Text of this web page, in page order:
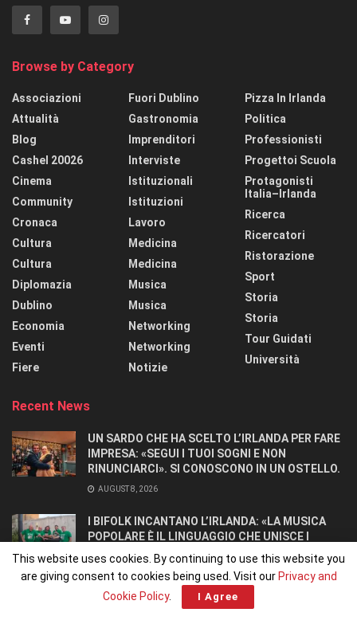
Browse by Category
Associazioni
Attualità
Blog
Cashel 20026
Cinema
Community
Cronaca
Cultura
Cultura
Diplomazia
Dublino
Economia
Eventi
Fiere
Fuori Dublino
Gastronomia
Imprenditori
Interviste
Istituzionali
Istituzioni
Lavoro
Medicina
Medicina
Musica
Musica
Networking
Networking
Notizie
Pizza In Irlanda
Politica
Professionisti
Progettoi Scuola
Protagonisti
Italia–Irlanda
Ricerca
Ricercatori
Ristorazione
Sport
Storia
Storia
Tour Guidati
Università
Recent News
UN SARDO CHE HA SCELTO L’IRLANDA PER FARE
IMPRESA: «SEGUI I TUOI SOGNI E NON
RINUNCIARCI». SI CONOSCONO IN UN OSTELLO.
AUGUST 8, 2026
I BIFOLK INCANTANO L’IRLANDA: «LA MUSICA
POPOLARE È IL LINGUAGGIO CHE UNISCE I
POPOLI»
JULY 31, 2026
This website uses cookies. By continuing to use this website you
are giving consent to cookies being used. Visit our Privacy and
Cookie Policy. I Agree